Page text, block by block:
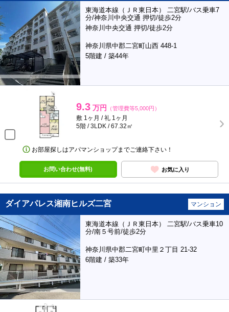
東海道本線（ＪＲ東日本） 二宮駅/バス乗車7
分/神奈川中央交通 押切/徒歩2分
神奈川中央交通 押切/徒歩2分
神奈川県中郡二宮町山西 448-1
5階建 / 築44年
9.3 万円 （管理費等5,000円）
敷 1ヶ月 / 礼 1ヶ月
5階 / 3LDK / 67.32㎡
お部屋探しはアパマンショップまでご連絡下さい！
お問い合わせ(無料) お気に入り
ダイアパレス湘南ヒルズ二宮 マンション
東海道本線（ＪＲ東日本） 二宮駅/バス乗車10
分/南５号前/徒歩2分
神奈川県中郡二宮町中里２丁目 21-32
6階建 / 築33年